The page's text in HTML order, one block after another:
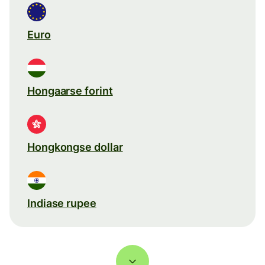
Euro
Hongaarse forint
Hongkongse dollar
Indiase rupee